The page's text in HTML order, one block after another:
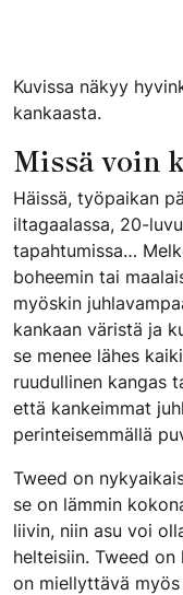
Kuvissa näkyy
kankaasta.
​Missä voin
Häissä, työpaikan
iltagaalassa, 20-
tapahtumissa…
boheemin tai
myöskin
kankaan väristä ja
se menee lähes
ruudullinen kangas
että kankeimmat
perinteisemmällä
Tweed on
se on lämmin
liivin, niin asu voi
helteisiin. Tweed
on miellyttävä